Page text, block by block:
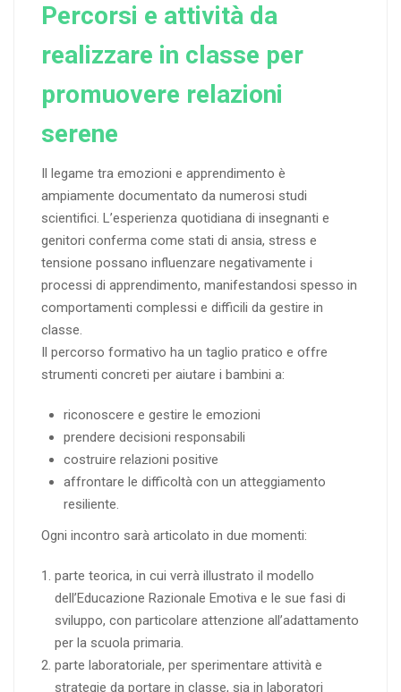
Percorsi e attività da
realizzare in classe per
promuovere relazioni
serene
Il legame tra emozioni e apprendimento è
ampiamente documentato da numerosi studi
scientifici. L’esperienza quotidiana di insegnanti e
genitori conferma come stati di ansia, stress e
tensione possano influenzare negativamente i
processi di apprendimento, manifestandosi spesso in
comportamenti complessi e difficili da gestire in
classe.
Il percorso formativo ha un taglio pratico e offre
strumenti concreti per aiutare i bambini a:
riconoscere e gestire le emozioni
prendere decisioni responsabili
costruire relazioni positive
affrontare le difficoltà con un atteggiamento
resiliente.
Ogni incontro sarà articolato in due momenti:
parte teorica, in cui verrà illustrato il modello
dell’Educazione Razionale Emotiva e le sue fasi di
sviluppo, con particolare attenzione all’adattamento
per la scuola primaria.
parte laboratoriale, per sperimentare attività e
strategie da portare in classe, sia in laboratori